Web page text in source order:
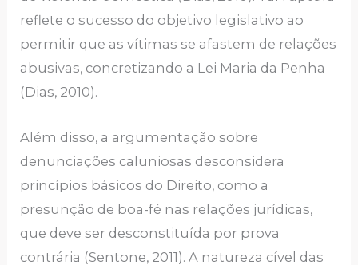
reflete o sucesso do objetivo legislativo ao
permitir que as vítimas se afastem de relações
abusivas, concretizando a Lei Maria da Penha
(Dias, 2010).
Além disso, a argumentação sobre
denunciações caluniosas desconsidera
princípios básicos do Direito, como a
presunção de boa-fé nas relações jurídicas,
que deve ser desconstituída por prova
contrária (Sentone, 2011). A natureza cível das